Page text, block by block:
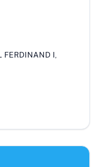
FERDINAND I,